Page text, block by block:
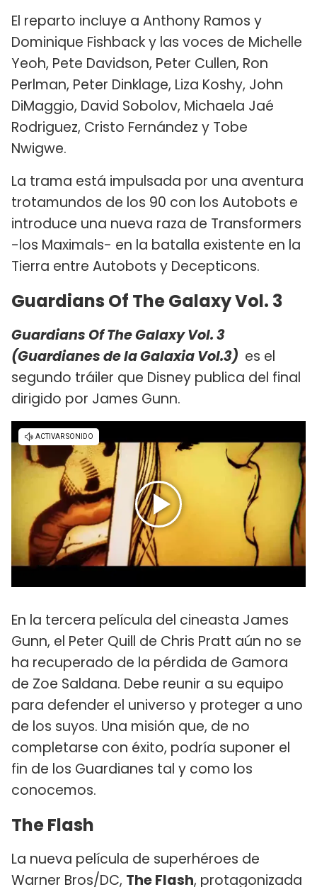
El reparto incluye a Anthony Ramos y
Dominique Fishback y las voces de Michelle
Yeoh, Pete Davidson, Peter Cullen, Ron
Perlman, Peter Dinklage, Liza Koshy, John
DiMaggio, David Sobolov, Michaela Jaé
Rodriguez, Cristo Fernández y Tobe
Nwigwe.
La trama está impulsada por una aventura
trotamundos de los 90 con los Autobots e
introduce una nueva raza de Transformers
-los Maximals- en la batalla existente en la
Tierra entre Autobots y Decepticons.
Guardians Of The Galaxy Vol. 3
Guardians Of The Galaxy Vol. 3
(Guardianes de la Galaxia Vol.3) es el
segundo tráiler que Disney publica del final
dirigido por James Gunn.
En la tercera película del cineasta James
Gunn, el Peter Quill de Chris Pratt aún no se
ha recuperado de la pérdida de Gamora
de Zoe Saldana. Debe reunir a su equipo
para defender el universo y proteger a uno
de los suyos. Una misión que, de no
completarse con éxito, podría suponer el
fin de los Guardianes tal y como los
conocemos.
The Flash
La nueva película de superhéroes de
Warner Bros/DC, The Flash, protagonizada